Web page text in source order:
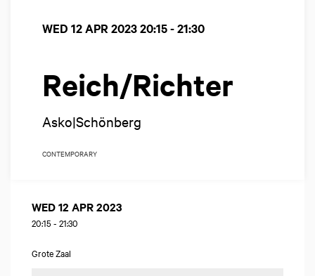
Reich/Richter
Asko|Schönberg
WED 12 APR 202320:15 - 21:30
CONTEMPORARY
WED 12 APR 2023
20:15 - 21:30
Grote Zaal